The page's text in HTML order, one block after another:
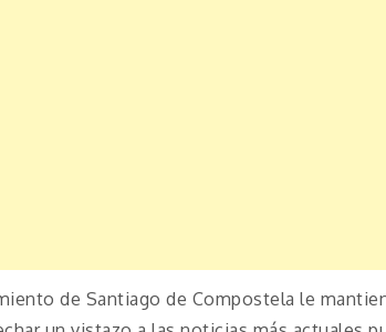
de Santiago de Compostela le